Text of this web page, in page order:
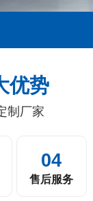
优势
制厂家
04
售后服务